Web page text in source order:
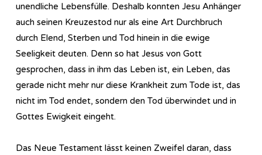
unendliche Lebensfülle. Deshalb konnten Jesu Anhänger
auch seinen Kreuzestod nur als eine Art Durchbruch
durch Elend, Sterben und Tod hinein in die ewige
Seeligkeit deuten. Denn so hat Jesus von Gott
gesprochen, dass in ihm das Leben ist, ein Leben, das
gerade nicht mehr nur diese Krankheit zum Tode ist, das
nicht im Tod endet, sondern den Tod überwindet und in
Gottes Ewigkeit eingeht.
Das Neue Testament lässt keinen Zweifel daran, dass